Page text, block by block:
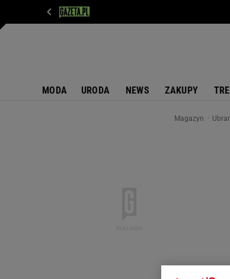
MODA URODA NEWS ZAKUPY
Magazyn